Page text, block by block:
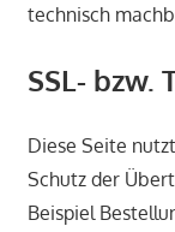
technisch
SSL- bzw.
Diese Seite
Schutz der
Beispiel